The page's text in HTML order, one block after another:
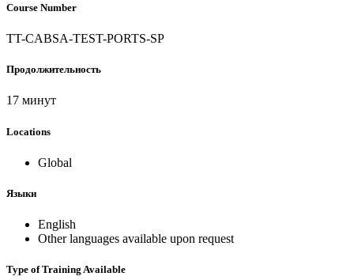
Course Number
TT-CABSA-TEST-PORTS-SP
Продолжительность
17 минут
Locations
Global
Языки
English
Other languages available upon request
Type of Training Available